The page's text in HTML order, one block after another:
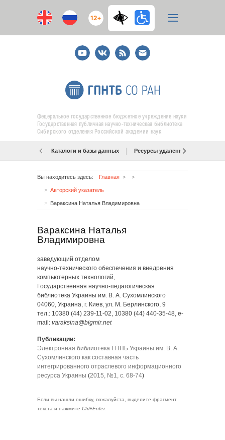
12+
YoutubeВКонтакте
RSS
E-
mail
подписка
Федеральное государственное бюджетное учреждение науки
Государственная публичная научно-техническая библиотека
Сибирского отделения Российской академии наук
Каталоги и базы данных Ресурсы удаленного доступа
Вы находитесь здесь: Главная
Авторский указатель
Вараксина Наталья Владимировна
Вараксина Наталья
Владимировна
заведующий отделом
научно-технического обеспечения и внедрения
компьютерных технологий,
Государственная научно-педагогическая
библиотека Украины им. В. А. Сухомлинского
04060, Украина, г. Киев, ул. М. Берлинского, 9
тел.: 10380 (44) 239-11-02, 10380 (44) 440-35-48, e-
mail: varaksina@bigmir.net
Публикации:
Электронная библиотека ГНПБ Украины им. В. А.
Сухомлинского как составная часть
интегрированного отраслевого информационного
ресурса Украины (2015, №1, с. 68-74)
Если вы нашли ошибку, пожалуйста, выделите фрагмент
текста и нажмите Ctrl+Enter.